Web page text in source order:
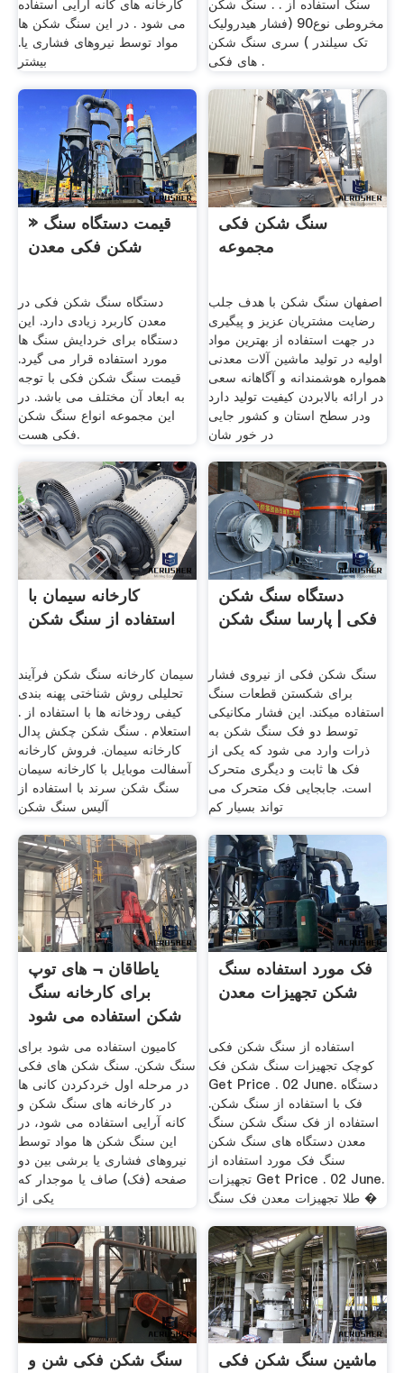
کارخانه های کانه آرایی استفاده
می شود . در این سنگ شکن ها
مواد توسط نیروهای فشاری یا.
بیشتر
سنگ استفاده از . . سنگ شکن
مخروطی نوع90 (فشار هیدرولیک
تک سیلندر ) سری سنگ شکن
های فکی .
» قیمت دستگاه سنگ
شکن فکی معدن
دستگاه سنگ شکن فکی در
معدن کاربرد زیادی دارد. این
دستگاه برای خردایش سنگ ها
مورد استفاده قرار می گیرد.
قیمت سنگ شکن فکی با توجه
به ابعاد آن مختلف می باشد. در
این مجموعه انواع سنگ شکن
فکی هست.
سنگ شکن فکی
مجموعه
اصفهان سنگ شکن با هدف جلب
رضایت مشتریان عزیز و پیگیری
در جهت استفاده از بهترین مواد
اولیه در تولید ماشین آلات معدنی
همواره هوشمندانه و آگاهانه سعی
در ارائه بالابردن کیفیت تولید دارد
ودر سطح استان و کشور جایی
در خور شان
کارخانه سیمان با
استفاده از سنگ شکن
سیمان کارخانه سنگ شکن فرآیند
تحلیلی روش شناختی پهنه بندی
کیفی رودخانه ها با استفاده از .
استعلام . سنگ شکن چکش پدال
کارخانه سیمان. فروش کارخانه
آسفالت موبایل با کارخانه سیمان
سنگ شکن سرند با استفاده از
آلیس سنگ شکن
دستگاه سنگ شکن
فکی | پارسا سنگ شکن
سنگ شکن فکی از نیروی فشار
برای شکستن قطعات سنگ
استفاده میکند. این فشار مکانیکی
توسط دو فک سنگ شکن به
ذرات وارد می شود که یکی از
فک ها ثابت و دیگری متحرک
است. جابجایی فک متحرک می
تواند بسیار کم
یاطاقان ¬ های توپ
برای کارخانه سنگ
شکن استفاده می شود
کامیون استفاده می شود برای
سنگ شکن. سنگ شکن های فکی
در مرحله اول خردکردن کانی ها
در کارخانه های سنگ شکن و
کانه آرایی استفاده می شود، در
این سنگ شکن ها مواد توسط
نیروهای فشاری یا برشی بین دو
صفحه (فک) صاف یا موجدار که
یکی از
فک مورد استفاده سنگ
شکن تجهیزات معدن
استفاده از سنگ شکن فکی
کوچک تجهیزات سنگ شکن فک
Get Price . 02 June. دستگاه
فک با استفاده از سنگ شکن.
استفاده از فک سنگ شکن سنگ
معدن ‌دستگاه های سنگ شکن
سنگ فک مورد استفاده از
تجهیزات Get Price . 02 June.
طلا تجهیزات معدن فک سنگ �
سنگ شکن فکی شن و
ماشین سنگ شکن فکی